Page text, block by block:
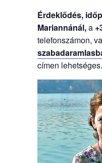
Érdeklődés,
Mariannánál,a
telefonszámon,
címen lehetséges.